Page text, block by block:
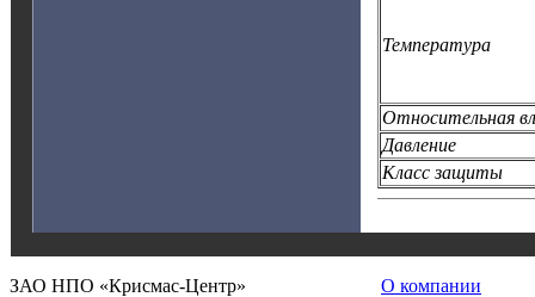
Температура
Относительная
Давление
Класс защиты
ЗАО НПО «Крисмас-Центр»
О компании